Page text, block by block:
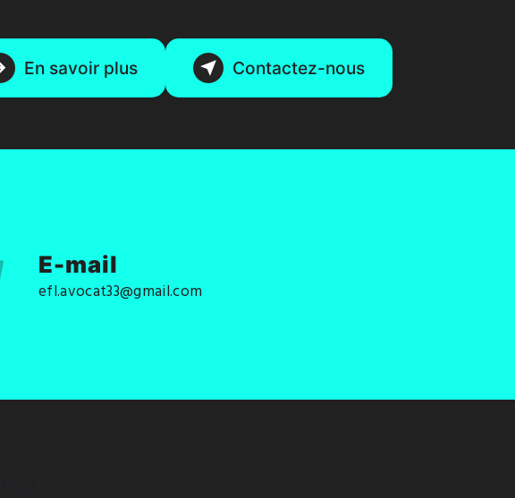
En savoir plus Contactez-nous
E-mail
efl.avocat33@gmail.com